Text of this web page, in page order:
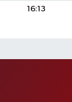
16:13